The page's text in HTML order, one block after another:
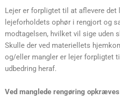
Lejer er forpligtet til at aflevere det
lejeforholdets ophør i rengjort og
modtagelsen, hvilket vil sige uden
Skulle der ved materiellets
og/eller mangler er lejer forpligtet
udbedring heraf.
Ved manglede rengøring